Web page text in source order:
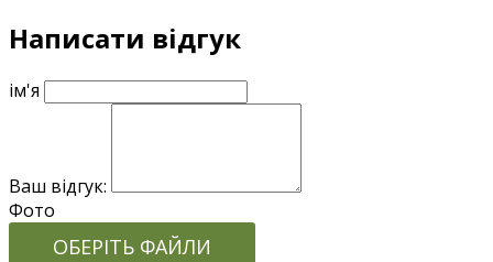
Написати відгук
ім'я
Ваш відгук:
Фото
ОБЕРІТЬ ФАЙЛИ